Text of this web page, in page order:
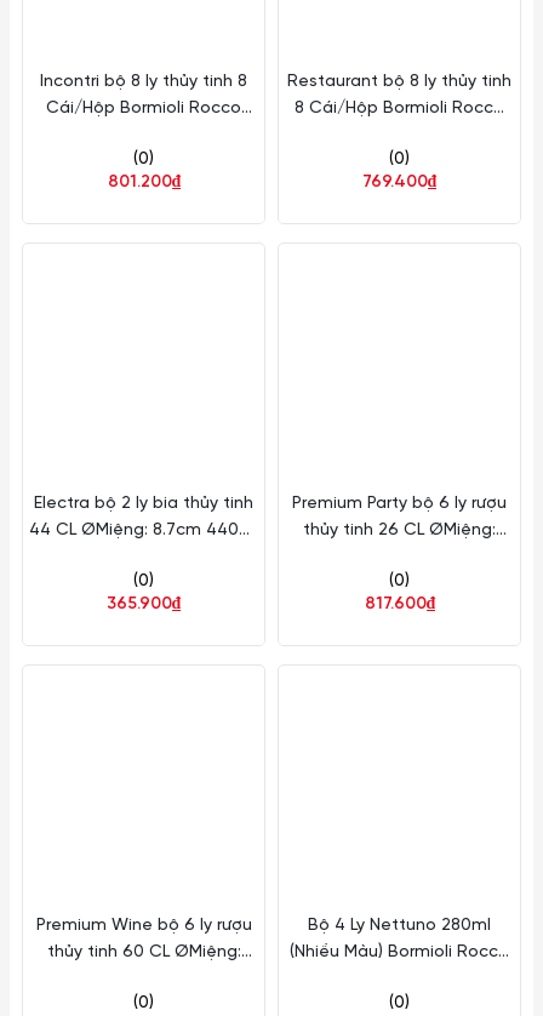
Incontri bộ 8 ly thủy tinh 8
Cái/Hộp Bormioli Rocco
(0)
801.200₫
Restaurant bộ 8 ly thủy tinh
8 Cái/Hộp Bormioli Rocco
(0)
769.400₫
Electra bộ 2 ly bia thủy tinh
44 CL ØMiệng: 8.7cm 440ml
Bormioli Rocco Thủy Tinh
192348G41021990
(0)
365.900₫
Premium Party bộ 6 ly rượu
thủy tinh 26 CL ØMiệng:
Cái/Hộp Bormioli Rocco
Thủy Tinh
(0)
817.600₫
Premium Wine bộ 6 ly rượu
thủy tinh 60 CL ØMiệng:
Cái/Hộp Bormioli Rocco
(0)
Bộ 4 Ly Nettuno 280ml
(Nhiều Màu) Bormioli Rocco
(0)